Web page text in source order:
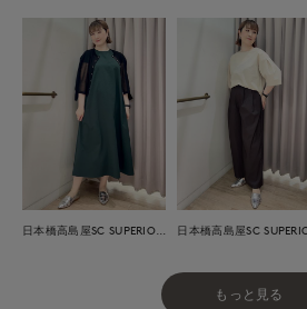
もっと見る